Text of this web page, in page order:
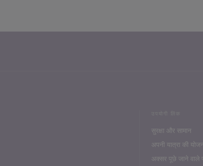
सुरक्षा और सामान
अपनी यात्रा की
अक्सर पूछे जाने वाले